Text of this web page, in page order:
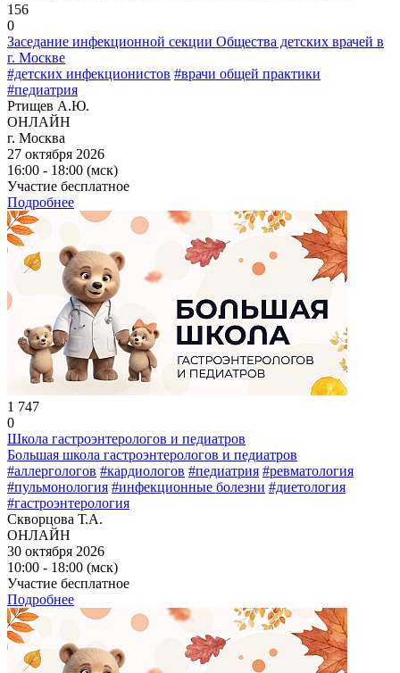
156
0
Заседание инфекционной секции Общества детских врачей в
г. Москве
#детских инфекционистов #врачи общей практики
#педиатрия
Ртищев А.Ю.
ОНЛАЙН
г. Москва
27 октября 2026
16:00 - 18:00 (мск)
Участие бесплатное
Подробнее
1 747
0
Школа гастроэнтерологов и педиатров
Большая школа гастроэнтерологов и педиатров
#аллергологов #кардиологов #педиатрия #ревматология
#пульмонология #инфекционные болезни #диетология
#гастроэнтерология
Скворцова Т.А.
ОНЛАЙН
30 октября 2026
10:00 - 18:00 (мск)
Участие бесплатное
Подробнее